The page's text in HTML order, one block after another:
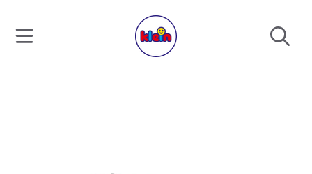
DIREKT ZUM INHALT